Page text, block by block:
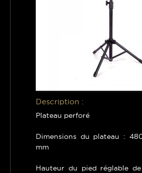
Description :
Plateau perforé
Dimensions du plateau :
mm
Hauteur du pied réglable